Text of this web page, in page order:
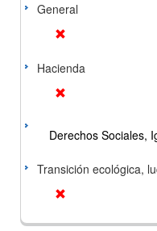
General
Hacienda
Derechos Sociales,
Transición ecológica,